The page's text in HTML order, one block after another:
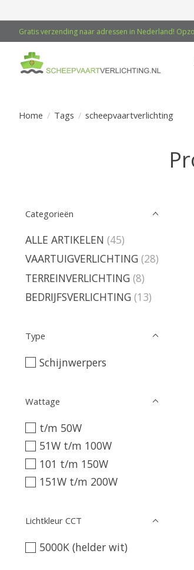
Gratis verzending naar adressen in Nederland!
Home / Tags / scheepvaartverlichting
Categorieën
ALLE ARTIKELEN (45)
VAARTUIGVERLICHTING (28)
TERREINVERLICHTING (8)
BEDRIJFSVERLICHTING (13)
Type
Schijnwerpers
Wattage
t/m 50W
51W t/m 100W
101 t/m 150W
151W t/m 200W
Lichtkleur CCT
5000K (helder wit)